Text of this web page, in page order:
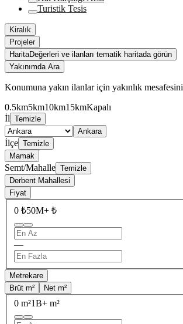
Turistik Tesis
Kiralık
Projeler
HaritaDeğerleri ve ilanları tematik haritada görün
Yakınımda Ara
Konumuna yakın ilanlar için yakınlık
0.5km5km10km15kmKapalı
İl Temizle
Ankara
İlçe Temizle
Mamak
Semt/Mahalle Temizle
Derbent Mahallesi
Fiyat
0 ₺50M+ ₺
—
Metrekare
Brüt m²
Net m²
0 m²1B+ m²